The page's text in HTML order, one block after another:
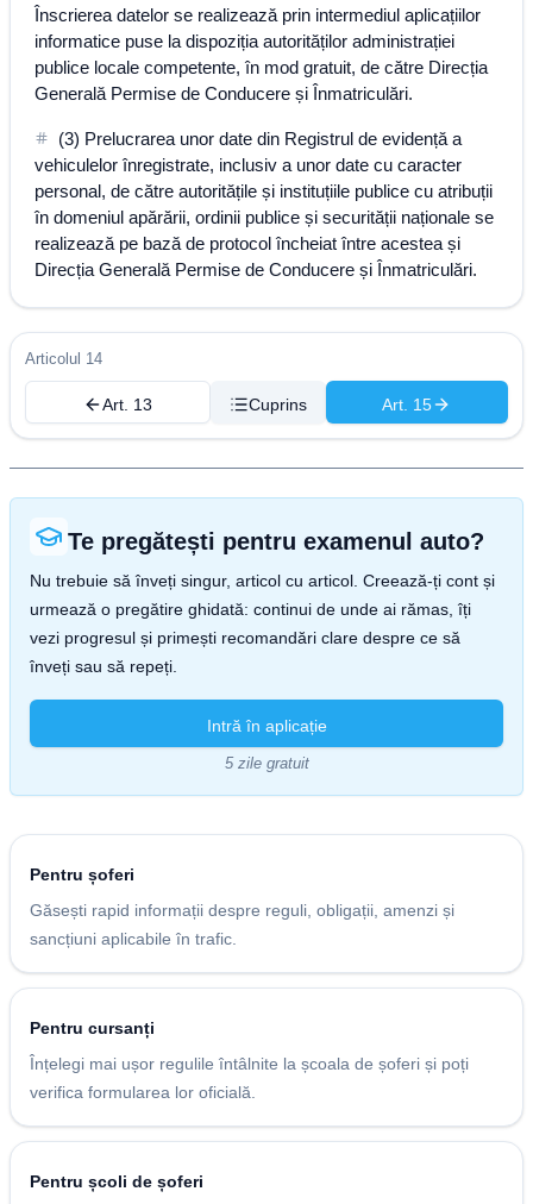
Înscrierea datelor se realizează prin intermediul aplicațiilor
informatice puse la dispoziția autorităților administrației
publice locale competente, în mod gratuit, de către Direcția
Generală Permise de Conducere și Înmatriculări.
(3) Prelucrarea unor date din Registrul de evidență a
vehiculelor înregistrate, inclusiv a unor date cu caracter
personal, de către autoritățile și instituțiile publice cu atribuții
în domeniul apărării, ordinii publice și securității naționale se
realizează pe bază de protocol încheiat între acestea și
Direcția Generală Permise de Conducere și Înmatriculări.
Articolul 14
Art. 13 Cuprins Art. 15
Te pregătești pentru examenul auto?
Nu trebuie să înveți singur, articol cu articol. Creează-ți cont și
urmează o pregătire ghidată: continui de unde ai rămas, îți
vezi progresul și primești recomandări clare despre ce să
înveți sau să repeți.
Intră în aplicație
5 zile gratuit
Pentru șoferi
Găsești rapid informații despre reguli, obligații, amenzi și
sancțiuni aplicabile în trafic.
Pentru cursanți
Înțelegi mai ușor regulile întâlnite la școala de șoferi și poți
verifica formularea lor oficială.
Pentru școli de șoferi